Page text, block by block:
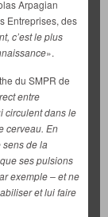
Arpagian
Entreprises, des
c’est le plus
».
du SMPR de
entre
circulent dans le
cerveau. En
sens de la
ses pulsions
exemple – et ne
et lui faire